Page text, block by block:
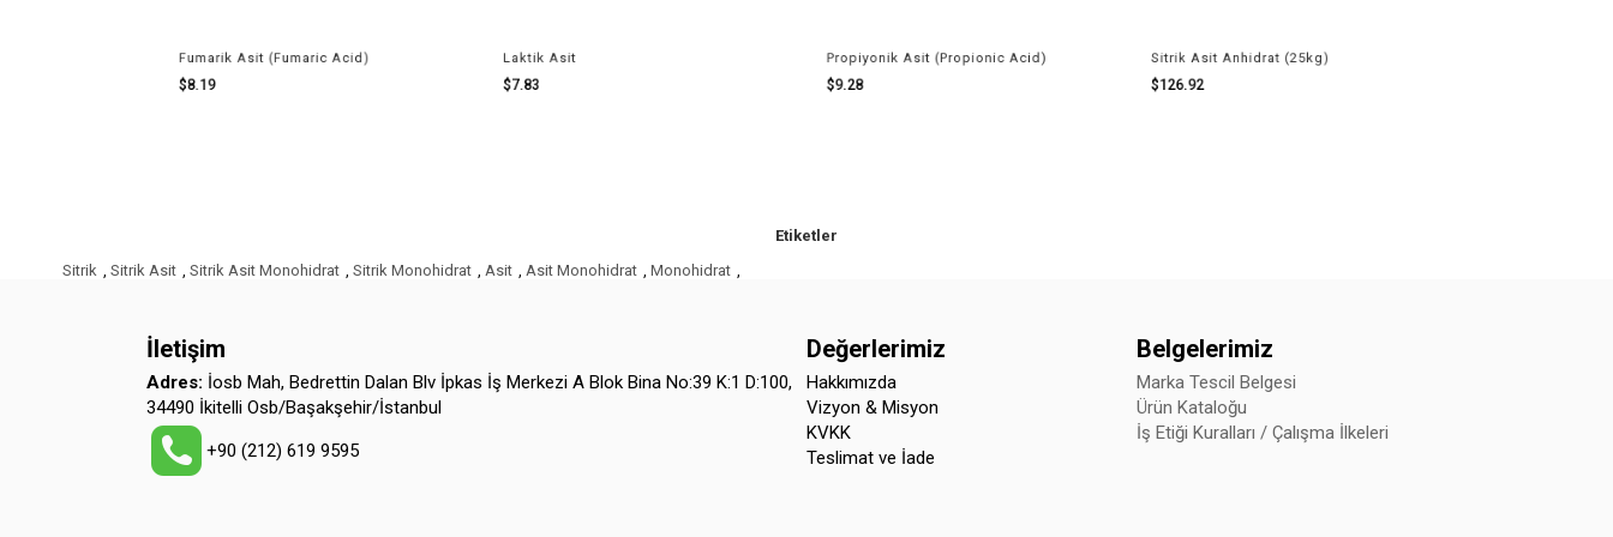
Fumarik Asit (Fumaric Acid) Propiyonik Asit (Propionic Acid) Sitrik Asit Anhidrat (25kg)
Etiketler
Sitrik , Sitrik Asit , Sitrik Asit Monohidrat , Sitrik Monohidrat , Asit , Asit Monohidrat , Monohidrat ,
İletişim
Adres: İosb Mah, Bedrettin Dalan Blv İpkas İş Merkezi A Blok Bina No:39 K:1 D:100,
34490 İkitelli Osb/Başakşehir/İstanbul
+90 (212) 619 9595
Değerlerimiz
Hakkımızda
Vizyon & Misyon
KVKK
Teslimat ve İade
Belgelerimiz
Marka Tescil Belgesi
Ürün Kataloğu
İş Etiği Kuralları / Çalışma İlkeleri